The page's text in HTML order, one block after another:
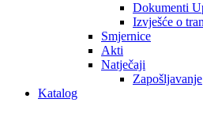
Dokumenti
Izvješće o
Smjernice
Akti
Natječaji
Zapošljavanje
Katalog